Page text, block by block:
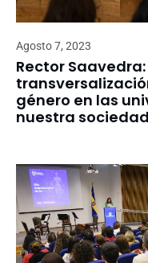
Agosto 7, 2023
Rector
género en las
nuestra